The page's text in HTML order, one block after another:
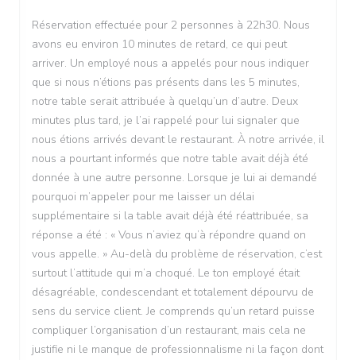
Réservation effectuée pour 2 personnes à 22h30. Nous
avons eu environ 10 minutes de retard, ce qui peut
arriver. Un employé nous a appelés pour nous indiquer
que si nous n’étions pas présents dans les 5 minutes,
notre table serait attribuée à quelqu’un d’autre. Deux
minutes plus tard, je l’ai rappelé pour lui signaler que
nous étions arrivés devant le restaurant. À notre arrivée, il
nous a pourtant informés que notre table avait déjà été
donnée à une autre personne. Lorsque je lui ai demandé
pourquoi m’appeler pour me laisser un délai
supplémentaire si la table avait déjà été réattribuée, sa
réponse a été : « Vous n’aviez qu’à répondre quand on
vous appelle. » Au-delà du problème de réservation, c’est
surtout l’attitude qui m’a choqué. Le ton employé était
désagréable, condescendant et totalement dépourvu de
sens du service client. Je comprends qu’un retard puisse
compliquer l’organisation d’un restaurant, mais cela ne
justifie ni le manque de professionnalisme ni la façon dont